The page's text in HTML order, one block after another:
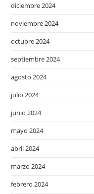
diciembre 2024
noviembre 2024
octubre 2024
septiembre 2024
agosto 2024
julio 2024
junio 2024
mayo 2024
abril 2024
marzo 2024
febrero 2024